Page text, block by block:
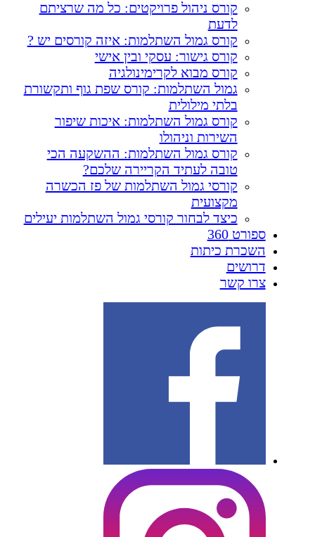
קורס ניהול פרויקטים: כל מה שרציתם
לדעת
קורס גמול השתלמות: איזה קורסים יש ?
קורס גישור: עסקי ובין אישי
קורס מבוא לקרימינולגיה
גמול השתלמות: קורס שפת גוף ותקשורת
בלתי מילולית
קורס גמול השתלמות: איכות שיפור
השירות וניהולו
קורס גמול השתלמות: ההשקעה הכי
טובה לעתיד הקריירה שלכם?
קורסי גמול השתלמות של פז הכשרה
מקצועית
כיצד לבחור קורסי גמול השתלמות יעילים
ספורט 360
השכרת כיתות
דרושים
צרו קשר